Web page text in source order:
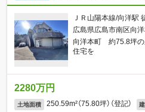
ＪＲ山陽本線/向洋駅
広島県広島市南区向
向洋本町 約75.8坪の
住宅を
2280万円
土地面積 250.59m²（75.80坪）（登記）